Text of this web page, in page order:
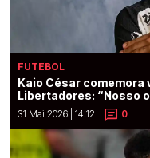
FUTEBOL
Kaio César
Libertadores: “Nosso
31 Mai 2026 | 14:12 0